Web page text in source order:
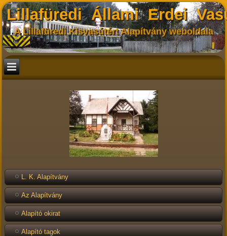
Lillafüredi Állami Erdei
A Lillafüredi Kisvasútért Alapítvány weboldala
L. K. Alapítvány
Az Alapítvány
Alapító okirat
Alapító tagok